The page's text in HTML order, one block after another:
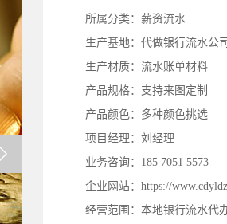
所属分类： 薪资流水
生产基地：代做银行流水公司
生产材质：流水账单材料
产品规格：支持来图定制
产品颜色：多种颜色挑选
项目经理：刘经理
业务咨询：185 7051 5573
企业网站：https://
经营范围：本地银行流水代